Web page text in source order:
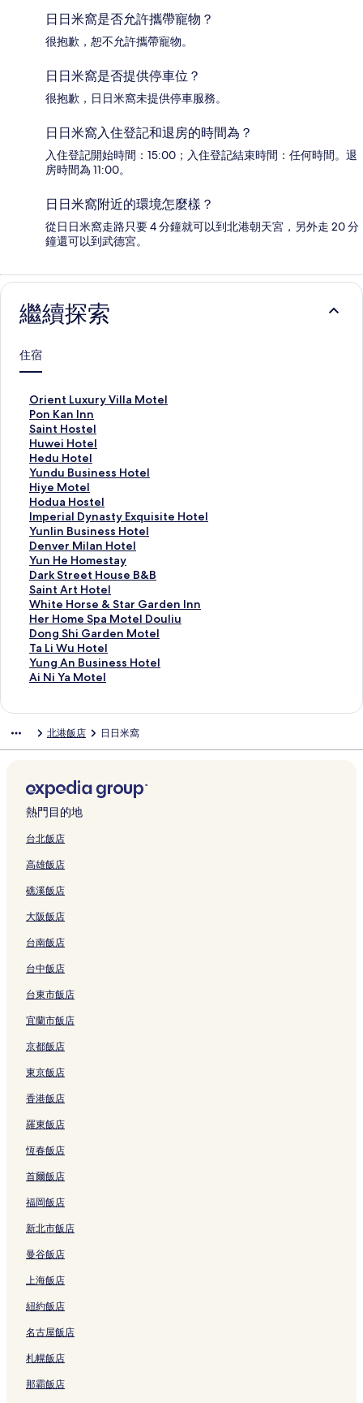
日日米窩是否允許攜帶寵物？
很抱歉，恕不允許攜帶寵物。
日日米窩是否提供停車位？
很抱歉，日日米窩未提供停車服務。
日日米窩入住登記和退房的時間為？
入住登記開始時間：15:00；入住登記結束時間：任何時間。退
房時間為 11:00。
日日米窩附近的環境怎麼樣？
從日日米窩走路只要 4 分鐘就可以到北港朝天宮，另外走 20 分
鐘還可以到武德宮。
繼續探索
住宿
Orient Luxury Villa Motel
O
r
i
e
n
t
L
u
x
u
r
y
V
i
l
l
a
M
o
t
連
結
Pon Kan Inn
P
o
n
K
a
n
I
n
n
的
連
結
Saint Hostel
S
a
i
n
t
H
o
s
t
e
l
的
連
結
Huwei Hotel
H
u
w
e
i
H
o
t
e
l
的
連
結
Hedu Hotel
H
e
d
u
H
o
t
e
l
的
連
結
Yundu Business Hotel
Y
u
n
d
u
B
u
s
i
n
e
s
s
H
o
的
連
Hiye Motel
H
i
y
e
M
o
t
e
l
的
連
結
Hodua Hostel
H
o
d
u
a
H
o
s
t
e
l
的
連
Imperial Dynasty Exquisite Hotel
I
m
p
e
r
i
a
l
D
y
n
a
x
i
s
i
t
H
t
e
l
的
結
Yunlin Business Hotel
Y
u
n
l
i
n
B
u
s
i
n
o
l
的
連
結
Denver Milan Hotel
D
e
n
v
e
r
M
i
l
a
e
連
結
Yun He Homestay
Y
u
n
H
e
H
o
m
e
的
Dark Street House B&B
D
a
r
k
S
t
r
e
u
B
&
B
的
結
Saint Art Hotel
S
a
i
n
t
A
r
e
連
結
White Horse & Star Garden Inn
W
h
i
t
e
H
&
a
r
G
a
d
n
I
n
n
連
Her Home Spa Motel Douliu
H
e
r
H
o
a
t
e
l
D
u
i
u
的
連
Dong Shi Garden Motel
D
o
n
g
G
a
e
n
M
o
e
的
連
結
Ta Li Wu Hotel
T
a
L
o
l
的
連
結
Yung An Business Hotel
Y
u
B
i
n
e
s
H
t
e
l
的
結
Ai Ni Ya Motel
A
a
t
e
l
的
結
北港飯店 日日米窩
熱門目的地
台北飯店
高雄飯店
礁溪飯店
大阪飯店
台南飯店
台中飯店
台東市飯店
宜蘭市飯店
京都飯店
東京飯店
香港飯店
羅東飯店
恆春飯店
首爾飯店
福岡飯店
新北市飯店
曼谷飯店
上海飯店
紐約飯店
名古屋飯店
札幌飯店
那霸飯店